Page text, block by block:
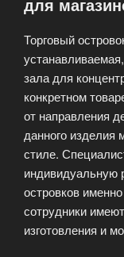
Торговый
зала для
конкретном
от направления
данного
стиле.
индивидуальную
островков
сотрудники
изготовления и